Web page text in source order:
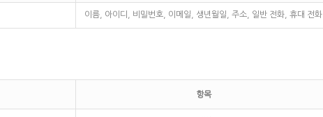
이름, 아이디, 비밀번호, 이메일, 생년월일, 주소, 일반 전화, 휴대 전화
항목